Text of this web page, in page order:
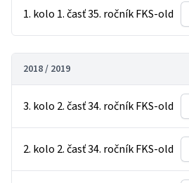
1. kolo 1. časť 35. ročník FKS-old
2018 / 2019
3. kolo 2. časť 34. ročník FKS-old
2. kolo 2. časť 34. ročník FKS-old